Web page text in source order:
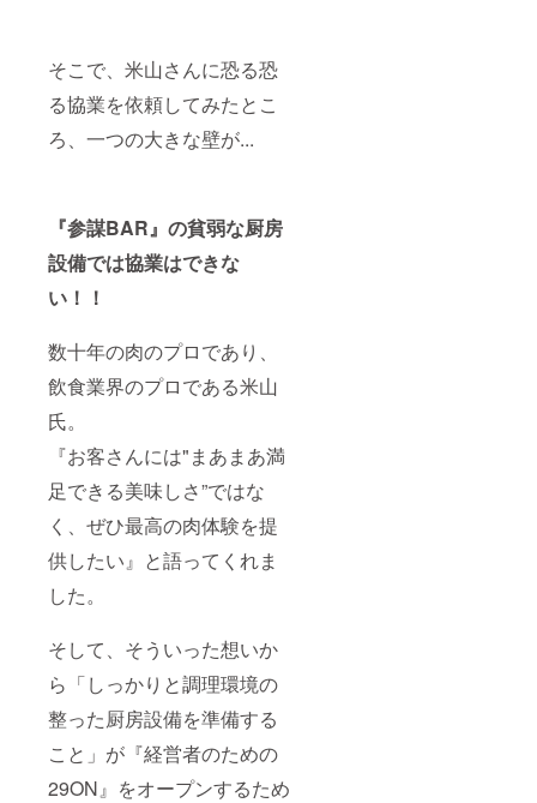
そこで、米山さんに恐る恐
る協業を依頼してみたとこ
ろ、一つの大きな壁が...
『参謀BAR』の貧弱な厨房
設備では協業はできな
い！！
数十年の肉のプロであり、
飲食業界のプロである米山
氏。
『お客さんには"まあまあ満
足できる美味しさ”ではな
く、ぜひ最高の肉体験を提
供したい』と語ってくれま
した。
そして、そういった想いか
ら「しっかりと調理環境の
整った厨房設備を準備する
こと」が『経営者のための
29ON』をオープンするため